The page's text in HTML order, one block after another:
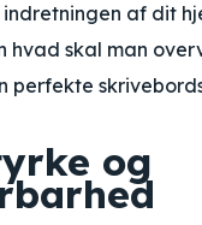
af dit
hvad skal man
perfekte
og